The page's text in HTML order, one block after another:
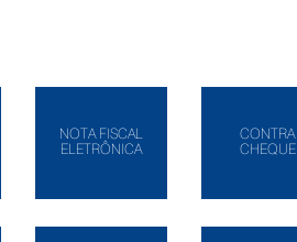
NOTA FISCAL
ELETRÔNICA
CONTRA
CHEQUE